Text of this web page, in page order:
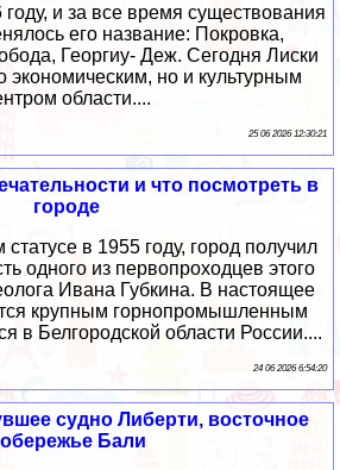
и за все время существования
его название: Покровка,
Георгиу- Деж. Сегодня Лиски
экономическим, но и культурным
области....
25 06 2026 12:30:21
и что посмотреть в
городе
в 1955 году, город получил
одного из первопроходцев этого
Ивана Губкина. В настоящее
крупным горнопромышленным
в Белгородской области России....
24 06 2026 6:54:20
судно Либерти, восточное
Бали